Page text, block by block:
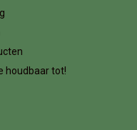
houdbaar tot!